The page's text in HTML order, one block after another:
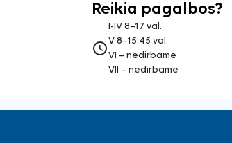
Reikia pagalbos?
access_time
I-IV 8–17 val.
V 8–15:45 val.
VI – nedirbame
VII – nedirbame